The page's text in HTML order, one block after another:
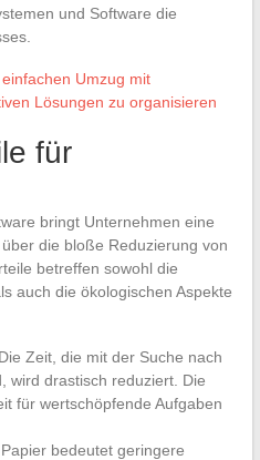
und Software die
Umzug mit
Lösungen zu organisieren
für
bringt Unternehmen eine
die bloße Reduzierung von
betreffen sowohl die
auch die ökologischen Aspekte
Zeit, die mit der Suche nach
wird drastisch reduziert. Die
für wertschöpfende Aufgaben
bedeutet geringere